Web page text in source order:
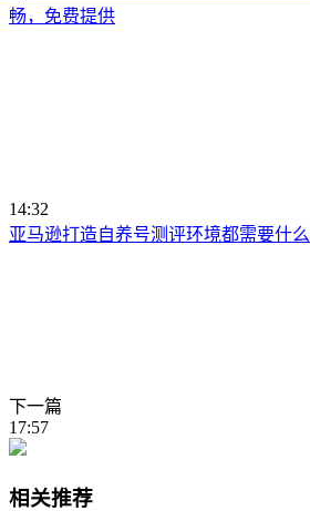
畅，免费提供
14:32
亚马逊打造自养号测评环境都需要什么
下一篇
17:57
相关推荐